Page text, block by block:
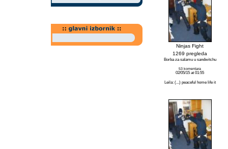
Ninjas Fight
1269 pregleda
Borba za salamu u sandwitchu
53 komentara
02/05/15 at 01:55
Leila: (...) peaceful home life it